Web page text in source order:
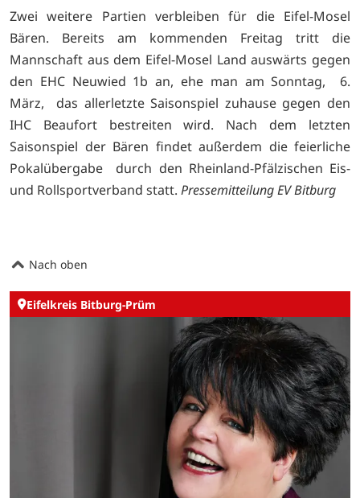
Zwei weitere Partien verbleiben für die Eifel-Mosel
Bären. Bereits am kommenden Freitag tritt die
Mannschaft aus dem Eifel-Mosel Land auswärts gegen
den EHC Neuwied 1b an, ehe man am Sonntag, 6.
März, das allerletzte Saisonspiel zuhause gegen den
IHC Beaufort bestreiten wird. Nach dem letzten
Saisonspiel der Bären findet außerdem die feierliche
Pokalübergabe durch den Rheinland-Pfälzischen Eis-
und Rollsportverband statt. Pressemitteilung EV Bitburg
Nach oben
Eifelkreis Bitburg-Prüm